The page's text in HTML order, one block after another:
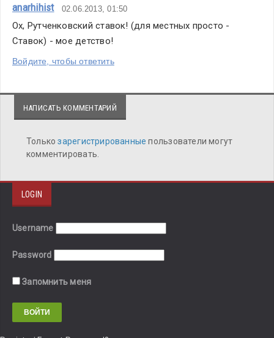
anarhihist 02.06.2013, 01:50
Ох, Рутченковский ставок! (для местных просто -
Ставок) - мое детство!
Войдите, чтобы ответить
НАПИСАТЬ КОММЕНТАРИЙ
Толькозарегистрированныепользователи могут
комментировать.
LOGIN
Username
Password
Запомнить меня